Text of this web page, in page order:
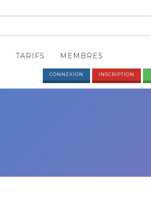
TARIFS MEMBRES
CONNEXION INSCRIPTION